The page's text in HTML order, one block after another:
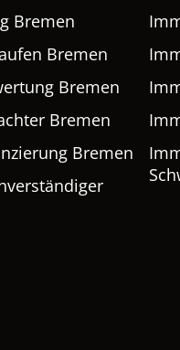
Bremen
Bremen
Bremen
Bremen
Bremen